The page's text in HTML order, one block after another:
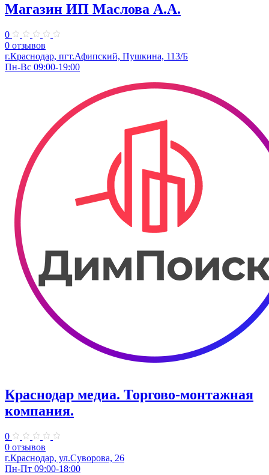
Магазин ИП Маслова А.А.
0
0 отзывов
г.Краснодар, пгт.Афипский, Пушкина, 113/Б
Пн-Вс 09:00-19:00
Краснодар медиа. Торгово-монтажная
компания.
0
0 отзывов
г.Краснодар, ул.Суворова, 26
Пн-Пт 09:00-18:00